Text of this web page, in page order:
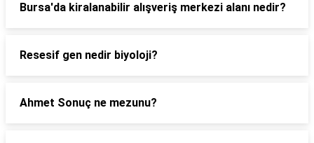
Bursa'da kiralanabilir alışveriş merkezi alanı nedir?
Resesif gen nedir biyoloji?
Ahmet Sonuç ne mezunu?